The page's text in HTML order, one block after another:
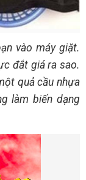
vào máy giặt.
đắt giá ra sao.
quả cầu nhựa
làm biến dạng